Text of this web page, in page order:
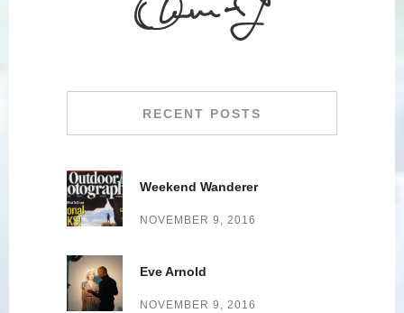
RECENT POSTS
Weekend Wanderer
NOVEMBER 9, 2016
Eve Arnold
NOVEMBER 9, 2016